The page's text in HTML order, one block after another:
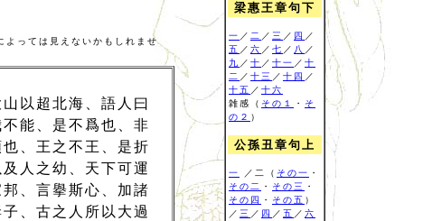
よっては見えないかもしれませ
以超北海、語人曰
能、是不爲也、非
、王之不王、是折
人之幼、天下可運
、言擧斯心、加諸
、古之人所以大過
梁惠王章句下
一 ／ 二 ／ 三 ／ 四 ／
五 ／ 六 ／ 七 ／ 八 ／
九 ／ 十 ／ 十一 ／ 十
二 ／ 十三 ／ 十四 ／
十五 ／ 十六
雑感
（ その１ ・ そ
の２ ）
公孫丑章句上
一 ／二（ その一 ・
その二
・ その三
・
その四
・ その五 ）
／ 三 ／ 四 ／ 五 ／ 六